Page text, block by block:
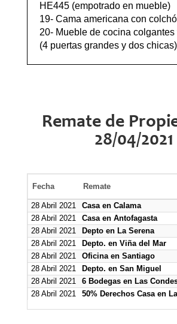
HE445 (empotrado en mueble)
19- Cama americana con
20- Mueble de cocina colgantes
(4 puertas grandes y dos chicas)
Remate de
28/04/2021
Fecha Remate
28 Abril 2021 Casa en Calama
28 Abril 2021
Casa en Antofagasta
28 Abril 2021
Depto en La Serena
28 Abril 2021
Depto. en Viña del Mar
28 Abril 2021
Oficina en Santiago
28 Abril 2021
Depto. en San Miguel
28 Abril 2021
6 Bodegas en Las
28 Abril 2021
50% Derechos Casa en